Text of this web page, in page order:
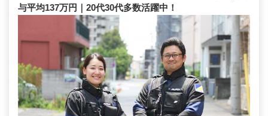
与平均137万円｜20代30代多数活躍中！